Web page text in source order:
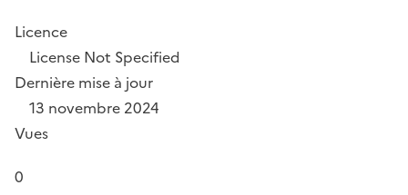
Licence
License Not Specified
Dernière mise à jour
13 novembre 2024
Vues
0